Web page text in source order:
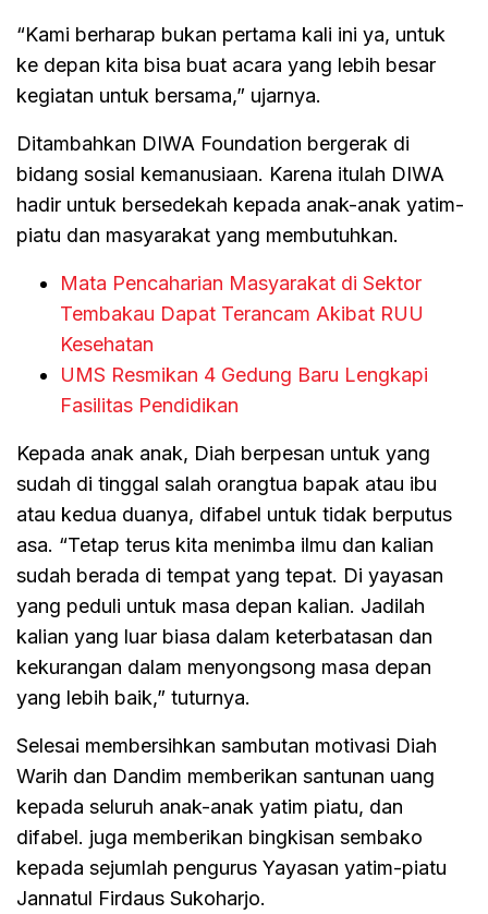
“Kami berharap bukan pertama kali ini ya, untuk
ke depan kita bisa buat acara yang lebih besar
kegiatan untuk bersama,” ujarnya.
Ditambahkan DIWA Foundation bergerak di
bidang sosial kemanusiaan. Karena itulah DIWA
hadir untuk bersedekah kepada anak-anak yatim-
piatu dan masyarakat yang membutuhkan.
Mata Pencaharian Masyarakat di Sektor
Tembakau Dapat Terancam Akibat RUU
Kesehatan
UMS Resmikan 4 Gedung Baru Lengkapi
Fasilitas Pendidikan
Kepada anak anak, Diah berpesan untuk yang
sudah di tinggal salah orangtua bapak atau ibu
atau kedua duanya, difabel untuk tidak berputus
asa. “Tetap terus kita menimba ilmu dan kalian
sudah berada di tempat yang tepat. Di yayasan
yang peduli untuk masa depan kalian. Jadilah
kalian yang luar biasa dalam keterbatasan dan
kekurangan dalam menyongsong masa depan
yang lebih baik,” tuturnya.
Selesai membersihkan sambutan motivasi Diah
Warih dan Dandim memberikan santunan uang
kepada seluruh anak-anak yatim piatu, dan
difabel. juga memberikan bingkisan sembako
kepada sejumlah pengurus Yayasan yatim-piatu
Jannatul Firdaus Sukoharjo.